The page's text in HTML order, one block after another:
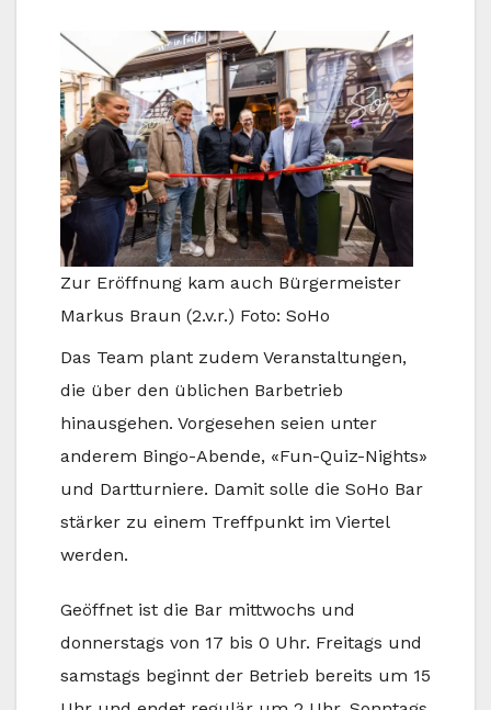
Zur Eröffnung kam auch Bürgermeister
Markus Braun (2.v.r.) Foto: SoHo
Das Team plant zudem Veranstaltungen,
die über den üblichen Barbetrieb
hinausgehen. Vorgesehen seien unter
anderem Bingo-Abende, «Fun-Quiz-Nights»
und Dartturniere. Damit solle die SoHo Bar
stärker zu einem Treffpunkt im Viertel
werden.
Geöffnet ist die Bar mittwochs und
donnerstags von 17 bis 0 Uhr. Freitags und
samstags beginnt der Betrieb bereits um 15